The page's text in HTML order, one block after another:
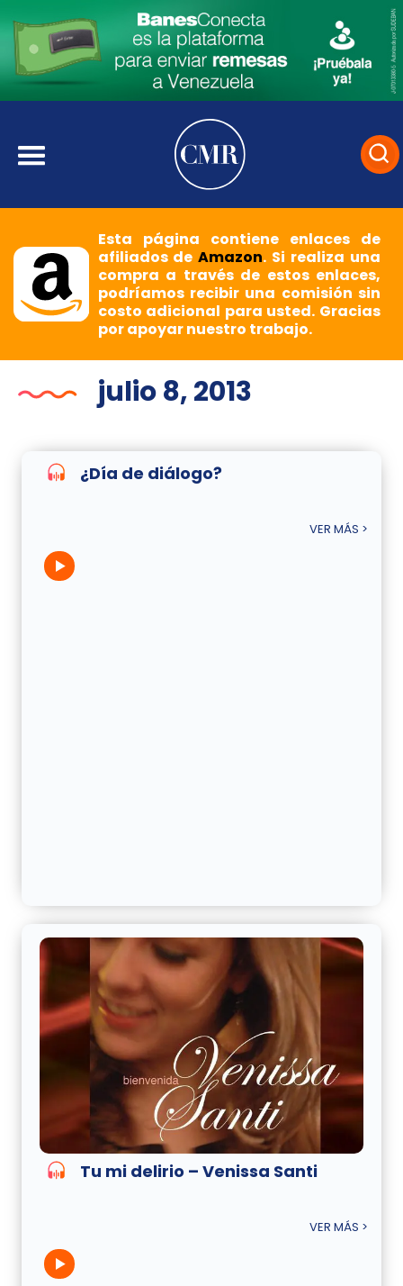
Esta página contiene enlaces de
afiliados deAmazon. Si realiza una
compra a través de estos enlaces,
podríamos recibir una comisión sin
costo adicional para usted. Gracias
por apoyar nuestro trabajo.
julio 8, 2013
¿Día de diálogo?
VER MÁS >
Tu mi delirio – Venissa Santi
VER MÁS >